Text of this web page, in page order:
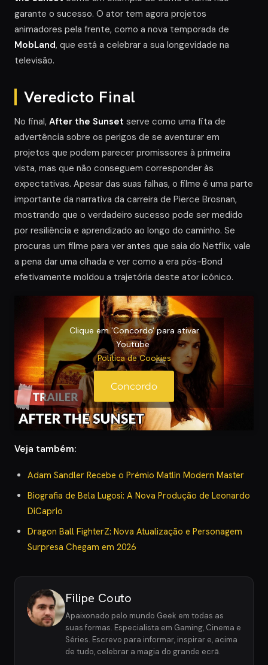
garante o sucesso. O ator tem agora projetos
animadores pela frente, como a nova temporada de
MobLand, que está a celebrar a sua longevidade na
televisão.
Veredicto Final
No final, After the Sunset serve como uma fita de
advertência sobre os perigos de se aventurar em
projetos que podem parecer promissores à primeira
vista, mas que não conseguem corresponder às
expectativas. Apesar das suas falhas, o filme é uma parte
importante da narrativa da carreira de Pierce Brosnan,
mostrando que o verdadeiro sucesso pode ser medido
por resiliência e aprendizado ao longo do caminho. Se
procuras um filme para ver antes que saia do Netflix, vale
a pena dar uma olhada e ver como a era pós-Bond
efetivamente moldou a trajetória deste ator icónico.
Clique em 'Concordo' para ativar
Youtube
Política de Cookies
Concordo
Veja também:
Adam Sandler Recebe o Prémio Matlin Modern Master
Biografia de Bela Lugosi: A Nova Produção de Leonardo
DiCaprio
Dragon Ball FighterZ: Nova Atualização e Personagem
Surpresa Chegam em 2026
Filipe Couto
Apaixonado pelo mundo Geek em todas as
suas formas. Especialista em Gaming, Cinema e
Séries. Escrevo para informar, inspirar e, acima
de tudo, celebrar a magia do grande ecrã.